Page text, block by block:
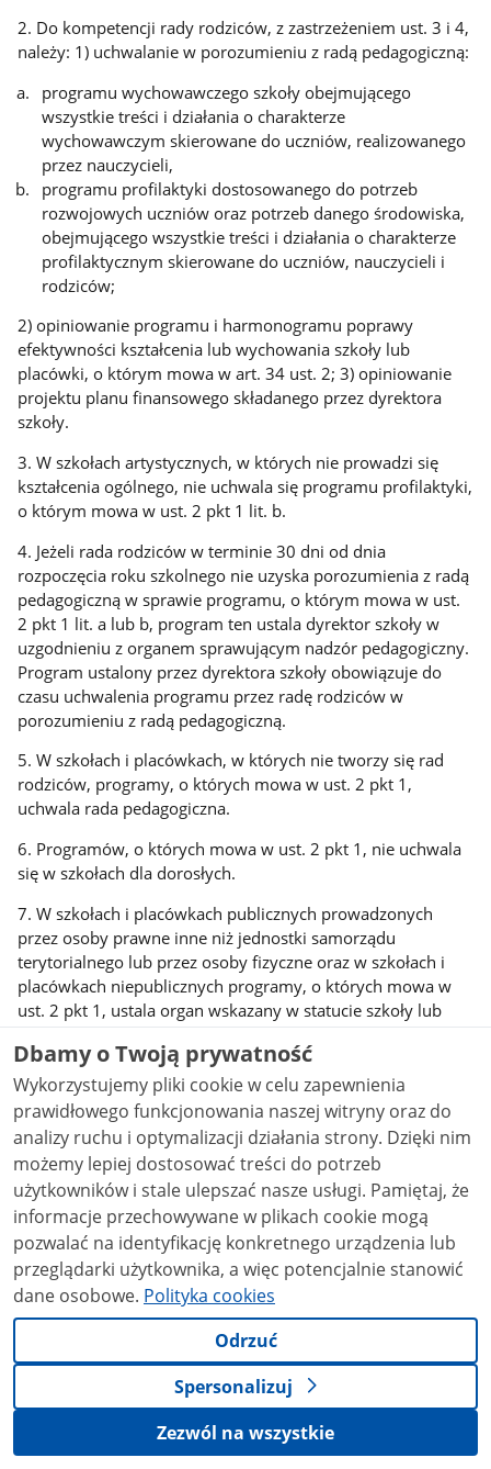
2. Do kompetencji rady rodziców, z zastrzeżeniem ust. 3 i 4,
należy: 1) uchwalanie w porozumieniu z radą pedagogiczną:
programu wychowawczego szkoły obejmującego
wszystkie treści i działania o charakterze
wychowawczym skierowane do uczniów, realizowanego
przez nauczycieli,
programu profilaktyki dostosowanego do potrzeb
rozwojowych uczniów oraz potrzeb danego środowiska,
obejmującego wszystkie treści i działania o charakterze
profilaktycznym skierowane do uczniów, nauczycieli i
rodziców;
2) opiniowanie programu i harmonogramu poprawy
efektywności kształcenia lub wychowania szkoły lub
placówki, o którym mowa w art. 34 ust. 2; 3) opiniowanie
projektu planu finansowego składanego przez dyrektora
szkoły.
3. W szkołach artystycznych, w których nie prowadzi się
kształcenia ogólnego, nie uchwala się programu profilaktyki,
o którym mowa w ust. 2 pkt 1 lit. b.
4. Jeżeli rada rodziców w terminie 30 dni od dnia
rozpoczęcia roku szkolnego nie uzyska porozumienia z radą
pedagogiczną w sprawie programu, o którym mowa w ust.
2 pkt 1 lit. a lub b, program ten ustala dyrektor szkoły w
uzgodnieniu z organem sprawującym nadzór pedagogiczny.
Program ustalony przez dyrektora szkoły obowiązuje do
czasu uchwalenia programu przez radę rodziców w
porozumieniu z radą pedagogiczną.
5. W szkołach i placówkach, w których nie tworzy się rad
rodziców, programy, o których mowa w ust. 2 pkt 1,
uchwala rada pedagogiczna.
6. Programów, o których mowa w ust. 2 pkt 1, nie uchwala
się w szkołach dla dorosłych.
7. W szkołach i placówkach publicznych prowadzonych
przez osoby prawne inne niż jednostki samorządu
terytorialnego lub przez osoby fizyczne oraz w szkołach i
placówkach niepublicznych programy, o których mowa w
ust. 2 pkt 1, ustala organ wskazany w statucie szkoły lub
placówki.
8. W celu wspierania działalności statutowej szkoły lub
placówki, rada rodziców może gromadzić fundusze z
dobrowolnych składek rodziców oraz innych źródeł. Zasady
wydatkowania funduszy rady rodziców określa regulamin, o
którym mowa w art. 53 ust. 4.
Art. 56. 1. W szkole i placówce mogą działać, z wyjątkiem
partii i organizacji politycznych, stowarzyszenia i inne
organizacje, a w szczególności organizacje harcerskie,
których celem statutowym jest działalność wychowawcza
albo rozszerzanie i wzbogacanie form działalności
dydaktycznej, wychowawczej i opiekuńczej szkoły lub
placówki.
2.Podjęcie działalności w szkole lub placówce przez
stowarzyszenie lub inną organizację, o których mowa w ust.
1, wymaga uzyskania zgody dyrektora szkoły lub placówki,
Dbamy o Twoją prywatność
Wykorzystujemy pliki cookie w celu zapewnienia
prawidłowego funkcjonowania naszej witryny oraz do
analizy ruchu i optymalizacji działania strony. Dzięki nim
możemy lepiej dostosować treści do potrzeb
użytkowników i stale ulepszać nasze usługi. Pamiętaj, że
informacje przechowywane w plikach cookie mogą
pozwalać na identyfikację konkretnego urządzenia lub
przeglądarki użytkownika, a więc potencjalnie stanowić
dane osobowe. Polityka cookies
Odrzuć
Spersonalizuj
Zezwól na wszystkie